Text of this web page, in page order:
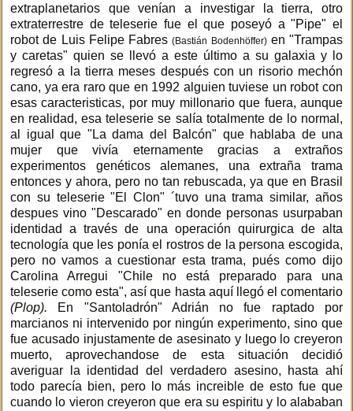
extraplanetarios que venían a investigar la tierra, otro
extraterrestre de teleserie fue el que poseyó a "Pipe" el
robot de Luis Felipe Fabres(Bastián Bodenhöffer)en "Trampas
y caretas" quien se llevó a este último a su galaxia y lo
regresó a la tierra meses después con un risorio mechón
cano, ya era raro que en 1992 alguien tuviese un robot con
esas caracteristicas, por muy millonario que fuera, aunque
en realidad, esa teleserie se salía totalmente de lo normal,
al igual que "La dama del Balcón" que hablaba de una
mujer que vivía eternamente gracias a extraños
experimentos genéticos alemanes, una extraña trama
entonces y ahora, pero no tan rebuscada, ya que en Brasil
con su teleserie "El Clon" ´tuvo una trama similar, años
despues vino "Descarado" en donde personas usurpaban
identidad a través de una operación quirurgica de alta
tecnología que les ponía el rostros de la persona escogida,
pero no vamos a cuestionar esta trama, pués como dijo
Carolina Arregui "Chile no está preparado para una
teleserie como esta", así que hasta aquí llegó el comentario
(Plop). En "Santoladrón" Adrián no fue raptado por
marcianos ni intervenido por ningún experimento, sino que
fue acusado injustamente de asesinato y luego lo creyeron
muerto, aprovechandose de esta situación decidió
averiguar la identidad del verdadero asesino, hasta ahí
todo parecía bien, pero lo más increible de esto fue que
cuando lo vieron creyeron que era su espiritu y lo alababan